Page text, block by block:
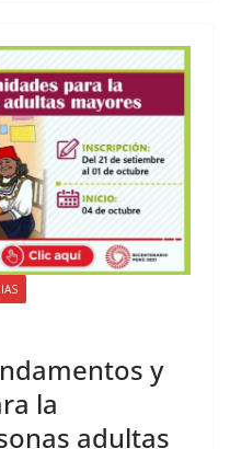
y
la
adultas